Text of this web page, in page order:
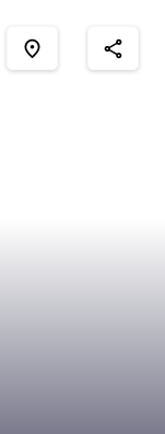
place share